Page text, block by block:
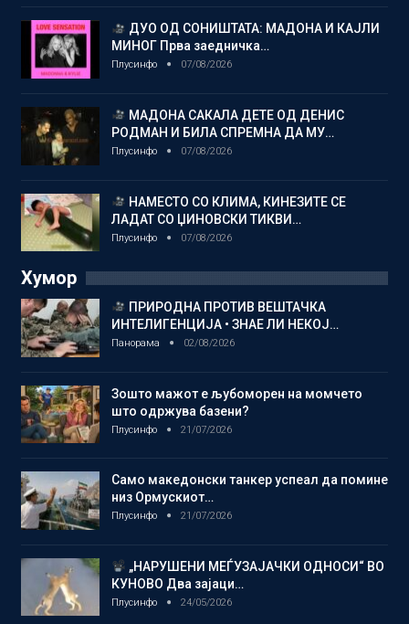
ДУО ОД СОНИШТАТА: МАДОНА И КАЈЛИ
МИНОГ Прва заедничка…
Плусинфо 07/08/2026
МАДОНА САКАЛА ДЕТЕ ОД ДЕНИС
РОДМАН И БИЛА СПРЕМНА ДА МУ…
Плусинфо 07/08/2026
НАМЕСТО СО КЛИМА, КИНЕЗИТЕ СЕ
ЛАДАТ СО ЏИНОВСКИ ТИКВИ…
Плусинфо 07/08/2026
Хумор
ПРИРОДНА ПРОТИВ ВЕШТАЧКА
ИНТЕЛИГЕНЦИЈА • ЗНАЕ ЛИ НЕКОЈ…
Панорама 02/08/2026
Зошто мажот е љубоморен на момчето
што одржува базени?
Плусинфо 21/07/2026
Само македонски танкер успеал да помине
низ Ормускиот…
Плусинфо 21/07/2026
„НАРУШЕНИ МЕЃУЗАЈАЧКИ ОДНОСИ“ ВО
КУНОВО Два зајаци…
Плусинфо 24/05/2026